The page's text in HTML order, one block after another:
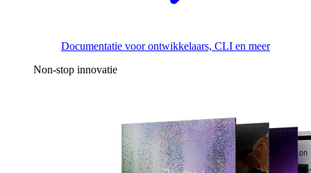
Documentatie voor ontwikkelaars, CLI en meer
Non-stop innovatie